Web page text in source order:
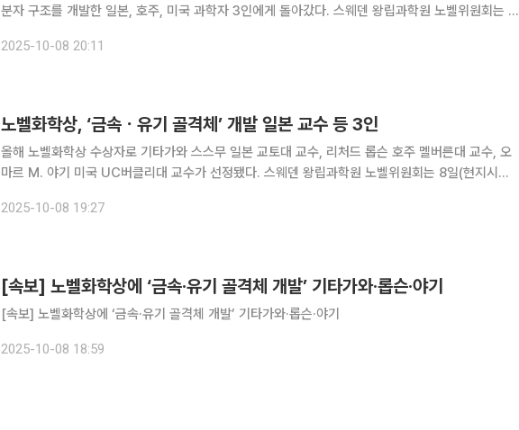
분자 구조를 개발한 일본, 호주, 미국 과학자 3인에게 돌아갔다. 스웨덴 왕립과학원 노벨위원회는 8
미국 UC버클리대 교수를 노벨화학상 수상자
2025-10-08 20:11
노벨화학상, ‘금속ㆍ유기 골격체’ 개발 일본 교수 등 3인
올해 노벨화학상 수상자로 기타가와 스스무 일본 교토대 교수, 리처드 롭슨 호주 멜버른대 교수, 오
마르 M. 야기 미국 UC버클리대 교수가 선정됐다. 스웨덴 왕립과학원 노벨위원회는 8일(현지시간)
2025-10-08 19:27
[속보] 노벨화학상에 ‘금속·유기 골격체 개발’ 기타가와·롭슨·야기
[속보] 노벨화학상에 ‘금속·유기 골격체 개발’ 기타가와·롭슨·야기
2025-10-08 18:59